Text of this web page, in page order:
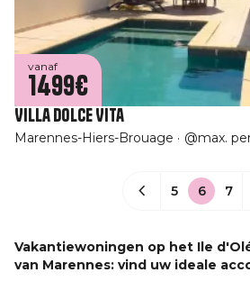
vanaf
1499€
Villa Dolce Vita
Marennes-Hiers-Brouage @max.
5 6 7
Vakantiewoningen op het Ile
van Marennes: vind uw ideale